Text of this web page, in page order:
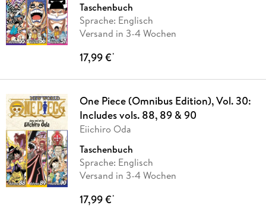
Taschenbuch
Sprache: Englisch
Versand in 3-4 Wochen
17,99 €*
One Piece (Omnibus Edition), Vol. 30:
Includes vols. 88, 89 & 90
Eiichiro Oda
Taschenbuch
Sprache: Englisch
Versand in 3-4 Wochen
17,99 €*